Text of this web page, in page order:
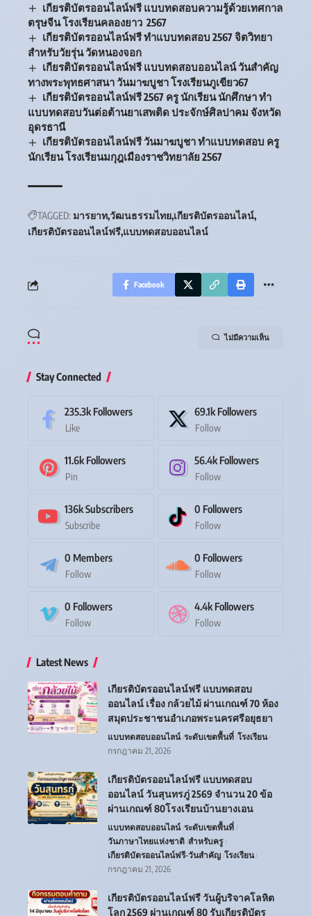
เกียรติบัตรออนไลน์ฟรี แบบทดสอบความรู้ด้วยเทศกาล
ตรุษจีน โรงเรียนคลองยาว 2567
เกียรติบัตรออนไลน์ฟรี ทำแบบทดสอบ 2567 จิตวิทยา
สำหรับวัยรุ่น วัดหนองจอก
เกียรติบัตรออนไลน์ฟรี แบบทดสอบออนไลน์ วันสำคัญ
ทางพระพุทธศาสนา วันมาฆบูชา โรงเรียนภูเขียว67
เกียรติบัตรออนไลน์ฟรี 2567 ครู นักเรียน นักศึกษา ทำ
แบบทดสอบวันต่อต้านยาเสพติด ประจักษ์ศิลปาคม จังหวัด
อุดรธานี
เกียรติบัตรออนไลน์ฟรี วันมาฆบูชา ทำแบบทดสอบ ครู
นักเรียน โรงเรียนมกุฎเมืองราชวิทยาลัย 2567
TAGGED: มารยาทวัฒนธรรมไทย เกียรติบัตรออนไลน์
เกียรติบัตรออนไลน์ฟรี แบบทดสอบออนไลน์
Facebook
ไม่มีความเห็น
Stay Connected
235.3k Followers
Like
69.1k Followers
Follow
11.6k Followers
Pin
56.4k Followers
Follow
136kSubscribers
Subscribe
0 Followers
Follow
0 Members
Follow
0 Followers
Follow
0 Followers
Follow
4.4k Followers
Follow
Latest News
เกียรติบัตรออนไลน์ฟรี แบบทดสอบ
ออนไลน์ เรื่อง กล้วยไม้ ผ่านเกณฑ์ 70 ห้อง
สมุดประชาชนอำเภอพระนครศรีอยุธยา
แบบทดสอบออนไลน์ ระดับเขตพื้นที่ โรงเรียน
กรกฎาคม 21, 2026
เกียรติบัตรออนไลน์ฟรี แบบทดสอบ
ออนไลน์ วันสุนทรภู่ 2569 จำนวน 20 ข้อ
ผ่านเกณฑ์ 80โรงเรียนบ้านยางเอน
แบบทดสอบออนไลน์ ระดับเขตพื้นที่
วันภาษาไทยแห่งชาติ สำหรับครู
เกียรติบัตรออนไลน์ฟรี-วันสำคัญ โรงเรียน
กรกฎาคม 21, 2026
เกียรติบัตรออนไลน์ฟรี วันผู้บริจาคโลหิต
โลก 2569 ผ่านเกณฑ์ 80 รับเกียรติบัตร